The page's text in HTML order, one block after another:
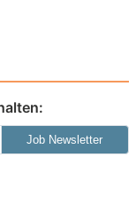
Job Newsletter